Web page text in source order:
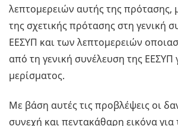
λεπτομερειών αυτής της πρότασης,
της σχετικής πρότασης στη γενική
ΕΕΣΥΠ και των λεπτομερειών
από τη γενική συνέλευση της ΕΕΣΥΠ
μερίσματος.
Με βάση αυτές τις προβλέψεις οι
συνεχή και πεντακάθαρη εικόνα για